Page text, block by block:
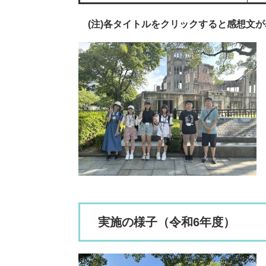
(注)各タイトルをクリックすると感想文が
実施の様子（令和6年度）